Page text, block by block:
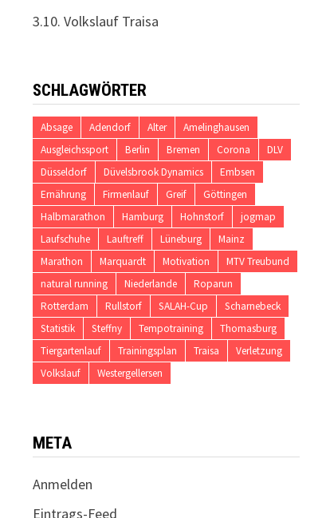
3.10. Volkslauf Traisa
SCHLAGWÖRTER
Absage Adendorf Alter
Amelinghausen
Ausgleichssport
Berlin Bremen Corona
DLV
Düsseldorf
Düvelsbrook Dynamics
Embsen
Ernährung
Firmenlauf Greif
Göttingen
Halbmarathon
Hamburg Hohnstorf
jogmap
Laufschuhe
Lauftreff Lüneburg
Mainz
Marathon
Marquardt Motivation
MTV Treubund
natural running
Niederlande
Roparun
Rotterdam
Rullstorf SALAH-Cup
Scharnebeck
Statistik
Steffny Tempotraining
Thomasburg
Tiergartenlauf
Trainingsplan Traisa
Verletzung
Volkslauf
Westergellersen
META
Anmelden
Eintrags-Feed